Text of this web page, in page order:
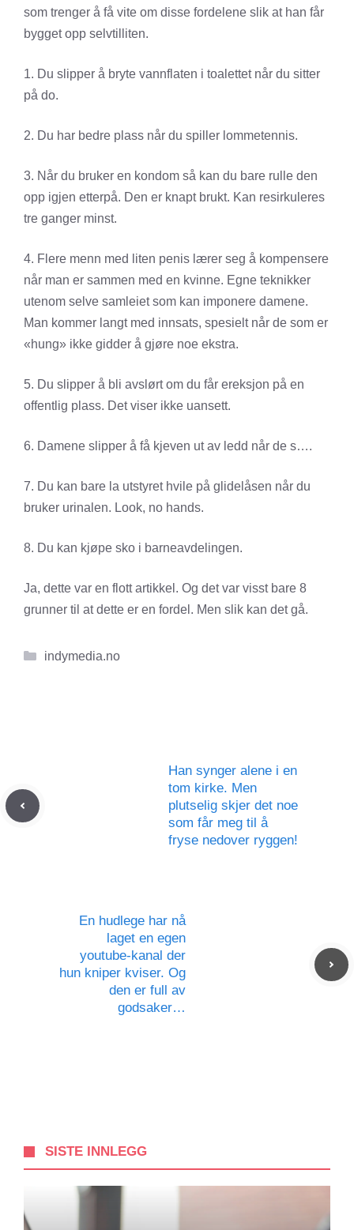
som trenger å få vite om disse fordelene slik at han får
bygget opp selvtilliten.
1. Du slipper å bryte vannflaten i toalettet når du sitter
på do.
2. Du har bedre plass når du spiller lommetennis.
3. Når du bruker en kondom så kan du bare rulle den
opp igjen etterpå. Den er knapt brukt. Kan resirkuleres
tre ganger minst.
4. Flere menn med liten penis lærer seg å kompensere
når man er sammen med en kvinne. Egne teknikker
utenom selve samleiet som kan imponere damene.
Man kommer langt med innsats, spesielt når de som er
«hung» ikke gidder å gjøre noe ekstra.
5. Du slipper å bli avslørt om du får ereksjon på en
offentlig plass. Det viser ikke uansett.
6. Damene slipper å få kjeven ut av ledd når de s….
7. Du kan bare la utstyret hvile på glidelåsen når du
bruker urinalen. Look, no hands.
8. Du kan kjøpe sko i barneavdelingen.
Ja, dette var en flott artikkel. Og det var visst bare 8
grunner til at dette er en fordel. Men slik kan det gå.
Kategorier
indymedia.no
Han synger alene i en
tom kirke. Men
plutselig skjer det noe
som får meg til å
fryse nedover ryggen!
En hudlege har nå
laget en egen
youtube-kanal der
hun kniper kviser. Og
den er full av
godsaker…
SISTE INNLEGG